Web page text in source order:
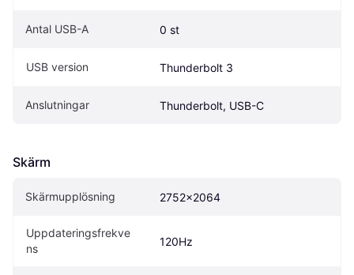
Antal USB-A 0 st
USB version Thunderbolt 3
Anslutningar Thunderbolt, USB-C
Skärm
Skärmupplösning 2752x2064
Uppdateringsfrekve
ns
120Hz